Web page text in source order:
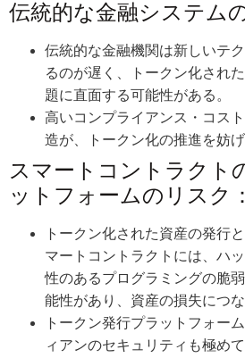
伝統的な金融システム
伝統的な金融機関は新しいテ
るのが遅く、トークン化され
題に直面する可能性がある。
高いコンプライアンス・コス
造が、トークン化の推進を妨
スマートコントラクト
ットフォームのリスク：
トークン化された資産の発行
マートコントラクトには、ハ
性のあるプログラミングの脆
能性があり、資産の損失につな
トークン発行プラットフォー
ィアンのセキュリティも極めて